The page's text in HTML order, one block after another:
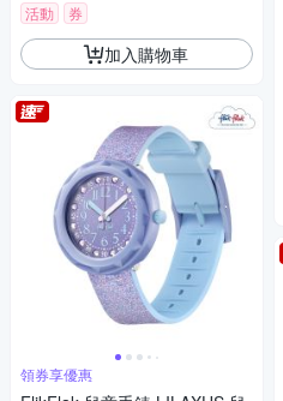
活動 券
加入購物車
領券享優惠